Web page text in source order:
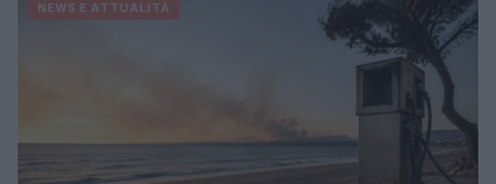
NEWS E ATTUALITÀ